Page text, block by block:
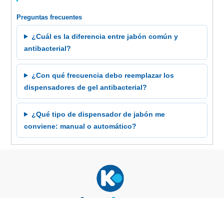
Preguntas frecuentes
¿Cuál es la diferencia entre jabón común y
antibacterial?
¿Con qué frecuencia debo reemplazar los
dispensadores de gel antibacterial?
¿Qué tipo de dispensador de jabón me
conviene: manual o automático?